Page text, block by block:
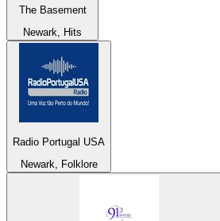
The Basement
Newark, Hits
Radio Portugal USA
Newark, Folklore